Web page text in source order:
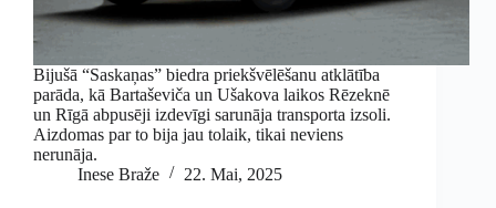
Bijušā “Saskaņas” biedra priekšvēlēšanu atklātība
parāda, kā Bartaševiča un Ušakova laikos Rēzeknē
un Rīgā abpusēji izdevīgi sarunāja transporta izsoli.
Aizdomas par to bija jau tolaik, tikai neviens
nerunāja.
Inese Braže
22. Mai, 2025